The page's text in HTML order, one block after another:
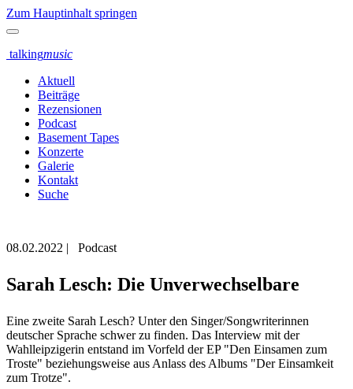
Zum Hauptinhalt springen
talkingmusic
Aktuell
Beiträge
Rezensionen
Podcast
Basement Tapes
Konzerte
Galerie
Kontakt
Suche
08.02.2022 | Podcast
Sarah Lesch: Die Unverwechselbare
Eine zweite Sarah Lesch? Unter den Singer/Songwriterinnen
deutscher Sprache schwer zu finden. Das Interview mit der
Wahlleipzigerin entstand im Vorfeld der EP "Den Einsamen zum
Troste" beziehungsweise aus Anlass des Albums "Der Einsamkeit
zum Trotze".